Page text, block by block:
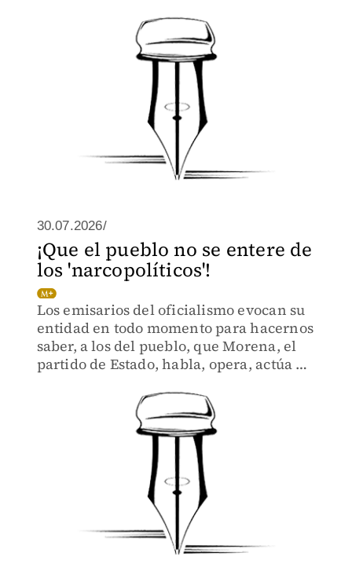
30.07.2026/
¡Que el pueblo no se entere de
los 'narcopolíticos'!
Los emisarios del oficialismo evocan su
entidad en todo momento para hacernos
saber, a los del pueblo, que Morena, el
partido de Estado, habla, opera, actúa y